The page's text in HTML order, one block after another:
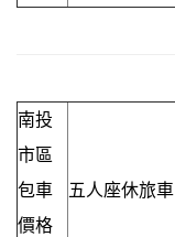
南投
市區
包車
價格
五人座休旅車